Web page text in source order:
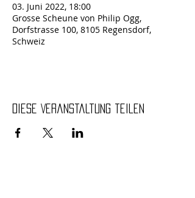
03. Juni 2022, 18:00
Grosse Scheune von Philip Ogg,
Dorfstrasse 100, 8105 Regensdorf,
Schweiz
Diese Veranstaltung teilen